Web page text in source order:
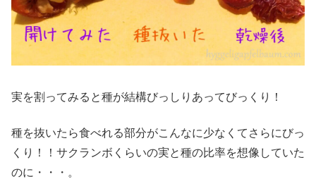
実を割ってみると種が結構びっしりあってびっくり！
種を抜いたら食べれる部分がこんなに少なくてさらにびっ
くり！！サクランボくらいの実と種の比率を想像していた
のに・・・。